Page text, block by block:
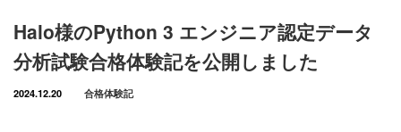
Halo様のPython 3 エンジニア認定データ
分析試験合格体験記を公開しました
2024.12.20 合格体験記